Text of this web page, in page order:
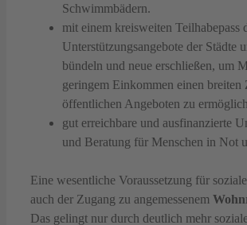
Schwimmbädern.
mit einem kreisweiten Teilhabepass
Unterstützungsangebote der Städte
bündeln und neue erschließen, um
geringem Einkommen einen breiten
öffentlichen Angeboten zu
gut erreichbare und ausfinanzierte
und Beratung für Menschen in Not
Eine wesentliche Voraussetzung für
auch der Zugang zu angemessenem
Das gelingt nur durch deutlich mehr